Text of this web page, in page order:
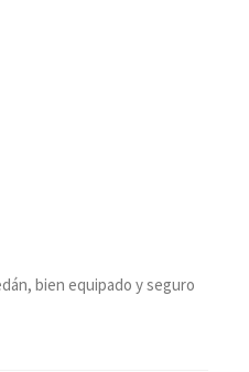
bien equipado y seguro